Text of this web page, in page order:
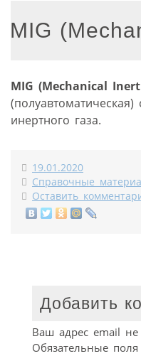
MIG
MIG (Mechanical
инертного газа.
19.01.2020
Справочные
Оставить
Добавить
Ваш адрес email не
Обязательные